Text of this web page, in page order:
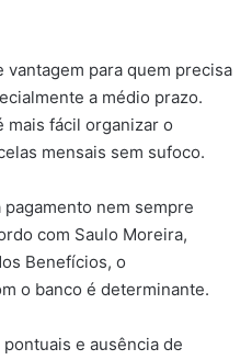
para quem precisa
a médio prazo.
mais fácil organizar o
mensais sem sufoco.
nem sempre
com Saulo Moreira,
Benefícios, o
o banco é determinante.
e ausência de